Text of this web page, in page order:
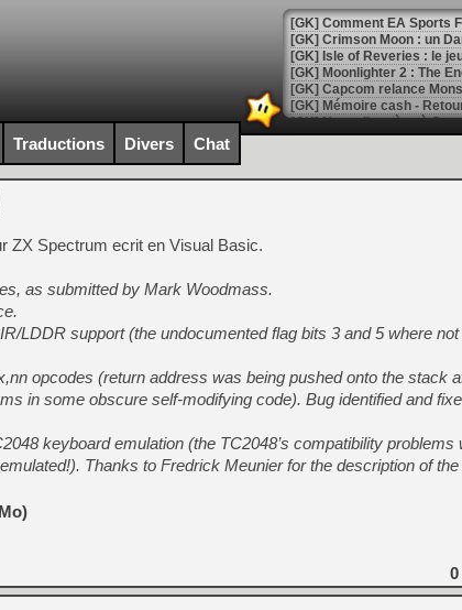
[GK] Comment EA Sports
[GK] Crimson Moon : un
[GK] Isle of Reveries : le
[GK] Moonlighter 2 : The
[GK] Capcom relance
[Mo5] Deux inédits du
[GK] Le beat'em up The
[GK] Endless Legend 2 :
[LS] [PS5] Le WebKit
[GK] Oubliez Crazy Taxi,
[LS] [Switch] NSZ 5.0.0
[GK] No More Room in
[GK] Un chatbot Atelier
[GK] Mémoire cash -
[GK] Nvidia : le prix des
[GK] Suikoden Star Leap
[Mo5] La mini borne
[GK] Atari renoue avec les
[GK] Le studio de FIFA
[GK] La PlayStation 1 en
Traductions Divers Chat
ZX Spectrum ecrit en Visual Basic.
as submitted by Mark Woodmass.
LDDR support (the undocumented flag bits 3 and 5 where not
opcodes (return address was being pushed onto the stack
in some obscure self-modifying code). Bug identified and
keyboard emulation (the TC2048’s compatibility problems
Thanks to Fredrick Meunier for the description of
0